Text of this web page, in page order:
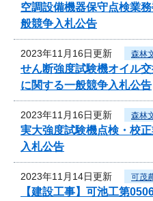
空調設備機器保守点検業
般競争入札公告
2023年11月16日更新 森林
せん断強度試験機オイル
に関する一般競争入札公告
2023年11月16日更新 森林
実大強度試験機点検・校
入札公告
2023年11月14日更新 可茂
【建設工事】可池工第